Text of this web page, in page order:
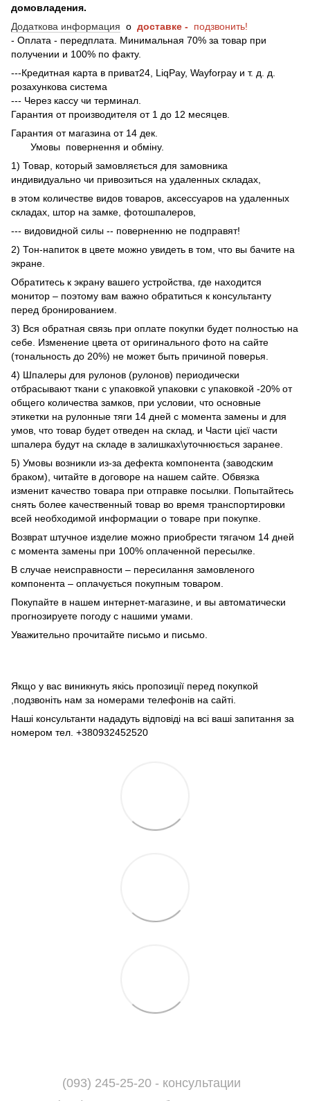
домовладения.
Додаткова информация о доставке - подзвонить!
- Оплата - передплата. Минимальная 70% за товар при
получении и 100% по факту.
---Кредитная карта в приват24, LiqPay, Wayforpay и т. д. д.
розахункова система
--- Через кассу чи терминал.
Гарантия от производителя от 1 до 12 месяцев.
Гарантия от магазина от 14 дек.
Умовы повернення и обміну.
1) Товар, который замовляється для замовника
индивидуально чи привозиться на удаленных складах,
в этом количестве видов товаров, аксессуаров на удаленных
складах, штор на замке, фотошпалеров,
--- видовидной силы -- поверненню не подправят!
2) Тон-напиток в цвете можно увидеть в том, что вы бачите на
экране.
Обратитесь к экрану вашего устройства, где находится
монитор – поэтому вам важно обратиться к консультанту
перед бронированием.
3) Вся обратная связь при оплате покупки будет полностью на
себе. Изменение цвета от оригинального фото на сайте
(тональность до 20%) не может быть причиной поверья.
4) Шпалеры для рулонов (рулонов) периодически
отбрасывают ткани с упаковкой упаковки с упаковкой -20% от
общего количества замков, при условии, что основные
этикетки на рулонные тяги 14 дней с момента замены и для
умов, что товар будет отведен на склад, и Части цієї части
шпалера будут на складе в залишках\уточнюється заранее.
5) Умовы возникли из-за дефекта компонента (заводским
браком), читайте в договоре на нашем сайте. Обвязка
изменит качество товара при отправке посылки. Попытайтесь
снять более качественный товар во время транспортировки
всей необходимой информации о товаре при покупке.
Возврат штучное изделие можно приобрести тягачом 14 дней
с момента замены при 100% оплаченной пересылке.
В случае неисправности – пересилання замовленого
компонента – оплачується покупным товаром.
Покупайте в нашем интернет-магазине, и вы автоматически
прогнозируете погоду с нашими умами.
Уважительно прочитайте письмо и письмо.
Якщо у вас виникнуть якісь пропозиції перед покупкой
,подзвоніть нам за номерами телефонів на сайті.
Наші консультанти нададуть відповіді на всі ваші запитання за
номером тел. +380932452520
(093) 245-25-20 - консультации